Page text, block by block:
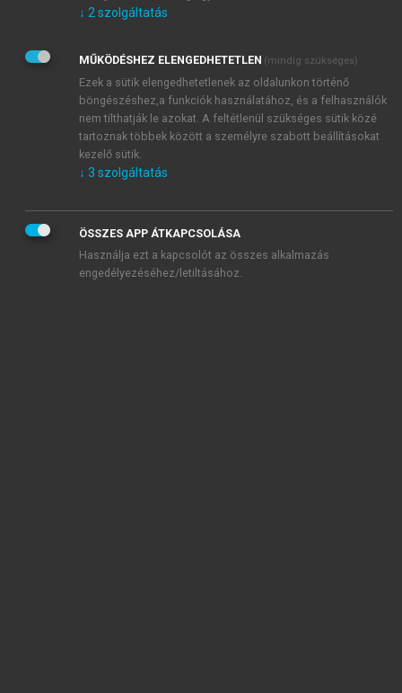
Kérek értesítést az Akadémiai Kiadó Zrt. újdonságairól,
Adatkezelési tájékoztatóbanfoglaltakat tudomásul
veszem és elfogadom.
Általános vásárlási feltételeket, valamint a szotar.netés a
mersz.huoldalak licencszerződéseiben foglaltakat
tudomásul veszem és elfogadom.
KIPRÓBÁLOM
↓ 2 szolgáltatás
MŰKÖDÉSHEZ ELENGEDHETETLEN (mindig szükséges)
Ezek a sütik elengedhetetlenek az oldalunkon történő
böngészéshez,a funkciók használatához, és a felhasználók
nem tilthatják le azokat. A feltétlenül szükséges sütik közé
tartoznak többek között a személyre szabott beállításokat
kezelő sütik.
↓ 3 szolgáltatás
ÖSSZES APP ÁTKAPCSOLÁSA
Használja ezt a kapcsolót az összes alkalmazás
engedélyezéséhez/letiltásához.